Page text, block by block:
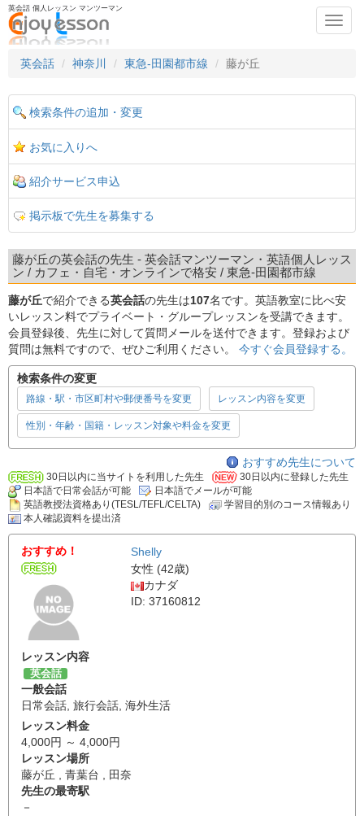
英会話 個人レッスン マンツーマン
英会話
神奈川 東急-田園都市線 藤が丘
検索条件の追加・変更
お気に入りへ
紹介サービス申込
掲示板で先生を募集する
藤が丘の英会話の先生 - 英会話マンツーマン・英語個人レッス
ン / カフェ・自宅・オンラインで格安 / 東急-田園都市線
藤が丘で紹介できる英会話の先生は107名です。英語教室に比べ安
いレッスン料でプライベート・グループレッスンを受講できます。
会員登録後、先生に対して質問メールを送付できます。登録および
質問は無料ですので、ぜひご利用ください。 今すぐ会員登録する。
検索条件の変更
路線・駅・市区町村や郵便番号を変更 レッスン内容を変更
性別・年齢・国籍・レッスン対象や料金を変更
おすすめ先生について
30日以内に当サイトを利用した先生
30日以内に登録した先生
日本語で日常会話が可能
日本語でメールが可能
英語教授法資格あり(TESL/TEFL/CELTA)
学習目的別のコース情報あり
本人確認資料を提出済
おすすめ！
Shelly
女性 (42歳)
カナダ
ID: 37160812
レッスン内容
英会話
一般会話
日常会話, 旅行会話, 海外生活
レッスン料金
4,000円 ～ 4,000円
レッスン場所
藤が丘 , 青葉台 , 田奈
先生の最寄駅
－